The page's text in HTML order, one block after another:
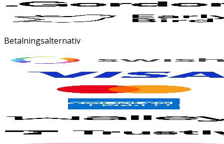
Betalningsalternativ